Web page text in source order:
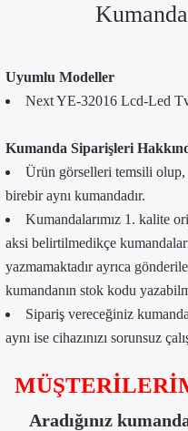
Uyumlu Modeller
Next YE-32016 Lcd-Led
Kumanda Siparişleri
Ürün görselleri temsili
birebir aynı kumandadır.
Kumandalarımız 1. kalite
aksi belirtilmedikçe
yazmamaktadır ayrıca
kumandanın stok kodu
Sipariş vereceğiniz
aynı ise cihazınızı sorunsuz
Aradığınız